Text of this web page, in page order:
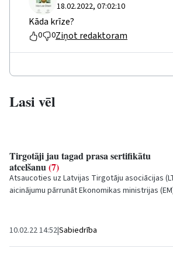
18.02.2022, 07:02:10
Kāda krīze?
0 0Ziņot redaktoram
Lasi vēl
Tirgotāji jau tagad prasa sertifikātu
atcelšanu(7)
Atsaucoties uz Latvijas Tirgotāju asociācijas
aicinājumu pārrunāt Ekonomikas ministrijas
10.02.22 14:52|Sabiedrība